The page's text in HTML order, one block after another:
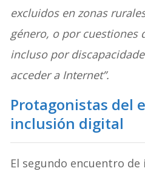
excluidos en zonas
género, o por cuestiones
incluso por
acceder a Internet”.
Protagonistas del
inclusión digital
El segundo encuentro